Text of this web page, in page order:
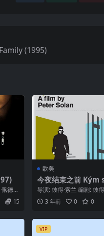
(1995)
德罗
15
欧美
今夜结束之前 Kým
ončí táto noc
导演: 彼得·索兰 编剧: 彼
兰 / Tibor Vichta 主演: 亚
3 年前 0 0
VIP